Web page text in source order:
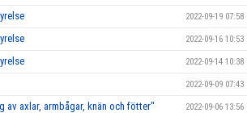
2022-09-19 07:58
2022-09-16 10:53
2022-09-14 10:38
2022-09-09 07:43
av axlar, armbågar, knän och fötter" 2022-09-06 13:56